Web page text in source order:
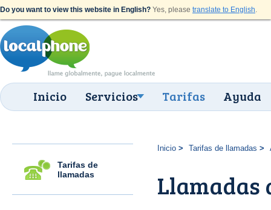
Do you want to view this website in English? Yes, please translate to English.
Inicio Servicios Tarifas Ayuda
Tarifas de
llamadas
Inicio Tarifas de llamadas
Llamadas